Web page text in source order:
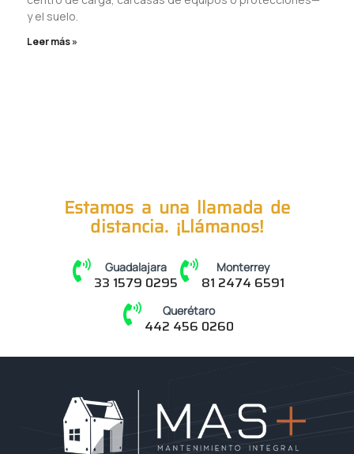
y el suelo.
Leer más »
Estamos a una llamada de
distancia. ¡Llámanos!
Guadalajara
33 1579 0295
Monterrey
81 2474 6591
Querétaro
442 456 0260